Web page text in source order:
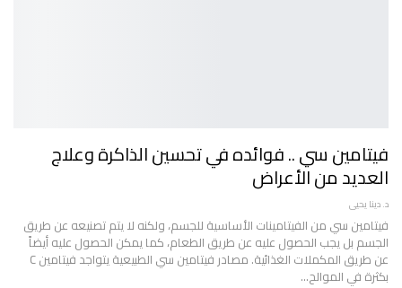
فيتامين سي .. فوائده في تحسين الذاكرة وعلاج
العديد من الأعراض
د. دينا يحيى
فيتامين سي من الفيتامينات الأساسية للجسم، ولكنه لا يتم تصنيعه عن طريق
الجسم بل يجب الحصول عليه عن طريق الطعام، كما يمكن الحصول عليه أيضاً
عن طريق المكملات الغذائية. مصادر فيتامين سي الطبيعية يتواجد فيتامين C
بكثرة في الموالح…